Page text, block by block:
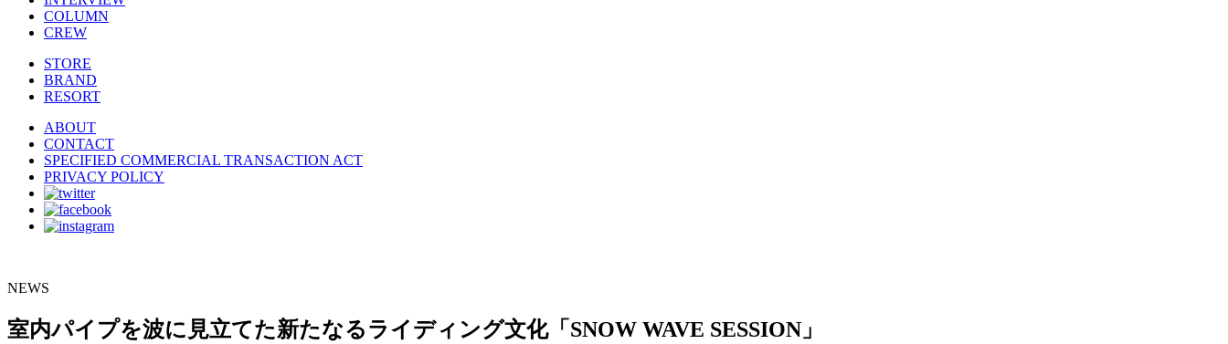
COLUMN
CREW
STORE
BRAND
RESORT
ABOUT
CONTACT
SPECIFIED COMMERCIAL TRANSACTION ACT
PRIVACY POLICY
NEWS
室内パイプを波に見立てた新たなるライディング文化「SNOW WAVE SESSION」